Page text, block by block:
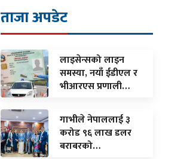
ताजा अपडेट
लाइसेन्सको लाइन
समस्या, नयाँ ईडीएल र
भीआरएस प्रणाली…
गाभीले नेपाललाई ३
करोड ९६ लाख डलर
बराबरको…